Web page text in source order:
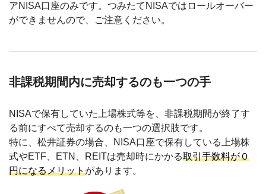
アNISA口座のみです。つみたてNISAではロールオーバー
ができませんので、ご注意ください。
非課税期間内に売却するのも一つの手
NISAで保有していた上場株式等を、非課税期間が終了す
る前にすべて売却するのも一つの選択肢です。
特に、松井証券の場合、NISA口座で保有している上場株
式やETF、ETN、REITは売却時にかかる取引手数料が０
円になるメリットがあります。